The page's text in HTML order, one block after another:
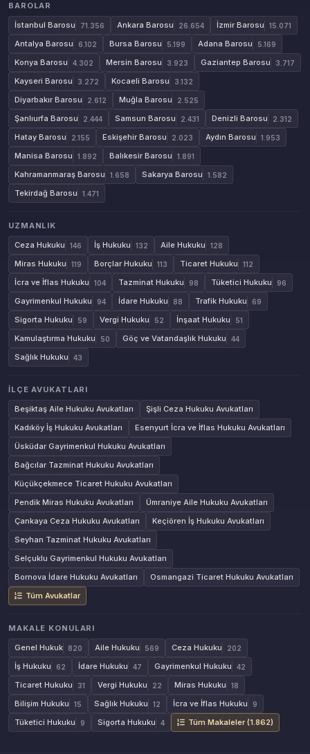
BAROLAR
İstanbul Barosu
71.356 Ankara Barosu 26.654 İzmir Barosu 15.071
Antalya Barosu 6.102 Bursa Barosu 5.199 Adana Barosu 5.169
Konya Barosu 4.302 Mersin Barosu 3.923 Gaziantep Barosu 3.717
Kayseri Barosu 3.272 Kocaeli Barosu 3.132
Diyarbakır Barosu 2.612 Muğla Barosu 2.525
Şanlıurfa Barosu 2.444 Samsun Barosu 2.431 Denizli Barosu 2.312
Hatay Barosu 2.155 Eskişehir Barosu 2.023 Aydın Barosu 1.953
Manisa Barosu 1.892 Balıkesir Barosu 1.891
Kahramanmaraş Barosu 1.658 Sakarya Barosu 1.582
Tekirdağ Barosu 1.471
UZMANLIK
Ceza Hukuku
146 İş Hukuku 132 Aile Hukuku 128
Miras Hukuku 119 Borçlar Hukuku 113 Ticaret Hukuku 112
İcra ve İflas Hukuku 104 Tazminat Hukuku 98 Tüketici Hukuku 96
Gayrimenkul Hukuku 94 İdare Hukuku 88 Trafik Hukuku 69
Sigorta Hukuku 59 Vergi Hukuku 52 İnşaat Hukuku 51
Kamulaştırma Hukuku 50 Göç ve Vatandaşlık Hukuku 44
Sağlık Hukuku 43
İLÇE AVUKATLARI
Beşiktaş Aile Hukuku Avukatları
Şişli Ceza Hukuku Avukatları
Kadıköy İş Hukuku Avukatları
Esenyurt İcra ve İflas Hukuku Avukatları
Üsküdar Gayrimenkul Hukuku Avukatları
Bağcılar Tazminat Hukuku Avukatları
Küçükçekmece Ticaret Hukuku Avukatları
Pendik Miras Hukuku Avukatları
Ümraniye Aile Hukuku Avukatları
Çankaya Ceza Hukuku Avukatları
Keçiören İş Hukuku Avukatları
Seyhan Tazminat Hukuku Avukatları
Selçuklu Gayrimenkul Hukuku Avukatları
Bornova İdare Hukuku Avukatları
Osmangazi Ticaret Hukuku Avukatları
Tüm Avukatlar
MAKALE KONULARI
Genel Hukuk
820 Aile Hukuku 569 Ceza Hukuku 202
İş Hukuku 62 İdare Hukuku 47 Gayrimenkul Hukuku 42
Ticaret Hukuku 31 Vergi Hukuku 22 Miras Hukuku 18
Bilişim Hukuku 15 Sağlık Hukuku 12 İcra ve İflas Hukuku 9
Tüketici Hukuku 9 Sigorta Hukuku 4 Tüm Makaleler (1.862)